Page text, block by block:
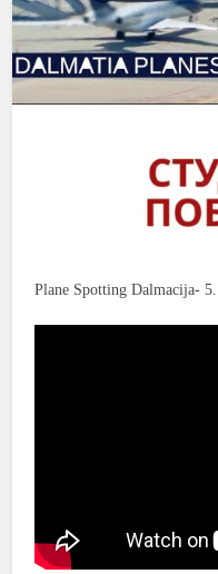
Plane Spotting Dalmacija-